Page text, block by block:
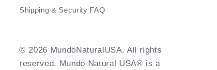
Shipping & Security FAQ
©️ 2026 MundoNaturalUSA. All rights
reserved. Mundo Natural USA® is a